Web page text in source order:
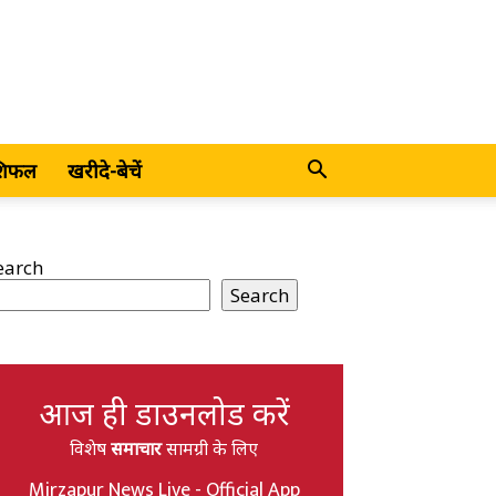
खरीदे-बेचें
Search
आज ही डाउनलोड करें
विशेषसमाचारसामग्री के लिए